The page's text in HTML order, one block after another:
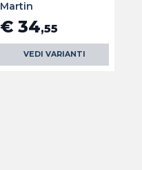
Martin
€ 34,55
VEDI VARIANTI